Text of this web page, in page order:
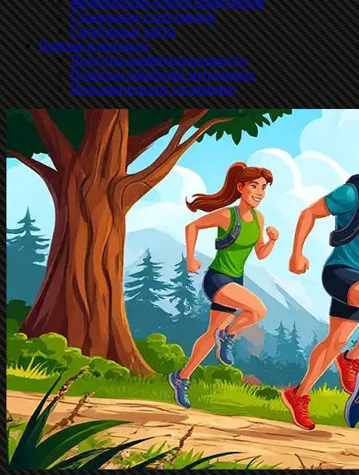
Страхование спортсменов
Спортивные сайты
Помощь и контакты
Политика конфиденциальности
Политика обработки метаданных
Пользовательское соглашение